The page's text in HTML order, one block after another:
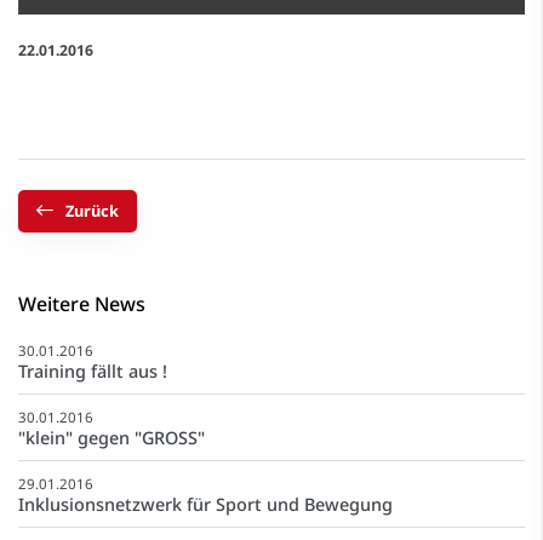
22.01.2016
Zurück
Weitere News
30.01.2016
Training fällt aus !
30.01.2016
"klein" gegen "GROSS"
29.01.2016
Inklusionsnetzwerk für Sport und Bewegung